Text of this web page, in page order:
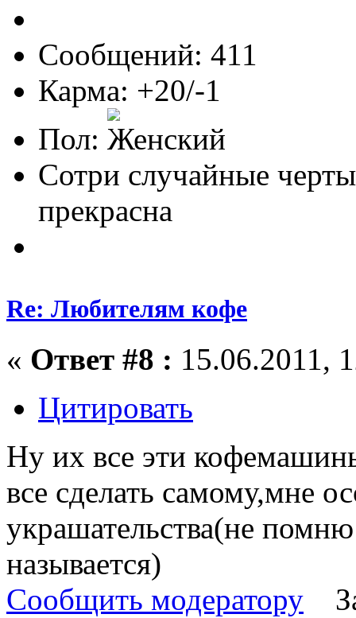
Сообщений: 411
Карма: +20/-1
Пол:
Сотри случайные
прекрасна
Re: Любителям кофе
« Ответ #8 : 15.06.2011,
Цитировать
Ну их все эти
все сделать самому,мне
украшательства(не
называется)
Сообщить модератору